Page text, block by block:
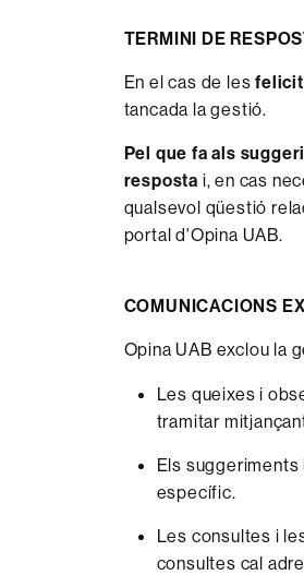
TERMINI DE
En el cas de les
tancada la gestió.
Pel que fa als
resposta i, en cas
qualsevol qüestió
portal d'Opina UAB.
COMUNICACIONS
Opina UAB exclou la
Les queixes i
tramitar
Els suggeriments
específic.
Les consultes i
consultes cal